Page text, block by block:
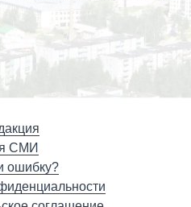
СМИ
ошибку?